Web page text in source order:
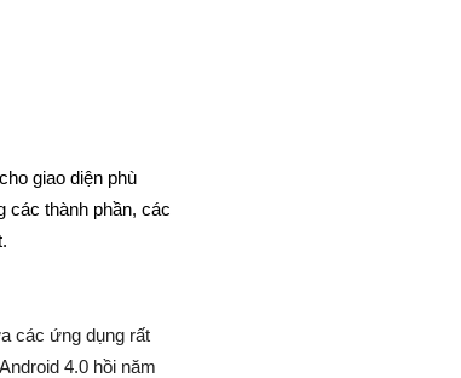
giao diện phù
các thành phần, các
các ứng dụng rất
4.0 hồi năm